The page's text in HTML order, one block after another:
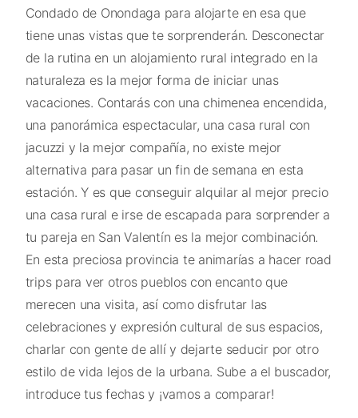
Condado de Onondaga para alojarte en esa que
tiene unas vistas que te sorprenderán. Desconectar
de la rutina en un alojamiento rural integrado en la
naturaleza es la mejor forma de iniciar unas
vacaciones. Contarás con una chimenea encendida,
una panorámica espectacular, una casa rural con
jacuzzi y la mejor compañía, no existe mejor
alternativa para pasar un fin de semana en esta
estación. Y es que conseguir alquilar al mejor precio
una casa rural e irse de escapada para sorprender a
tu pareja en San Valentín es la mejor combinación.
En esta preciosa provincia te animarías a hacer road
trips para ver otros pueblos con encanto que
merecen una visita, así como disfrutar las
celebraciones y expresión cultural de sus espacios,
charlar con gente de allí y dejarte seducir por otro
estilo de vida lejos de la urbana. Sube a el buscador,
introduce tus fechas y ¡vamos a comparar!